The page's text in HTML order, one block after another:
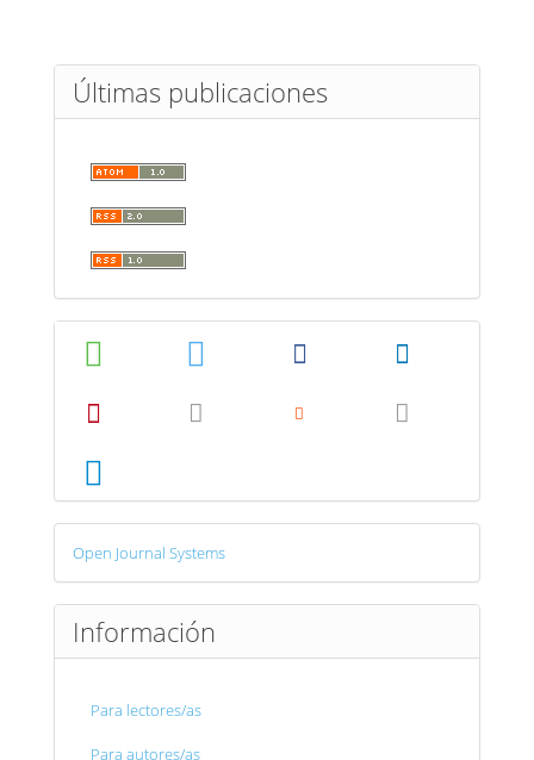
Últimas publicaciones
Desarrollado
por
Open Journal Systems
Información
Para lectores/as
Para autores/as